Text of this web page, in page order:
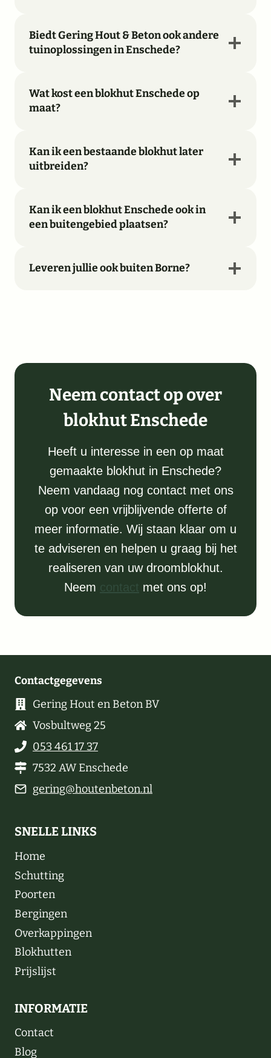
Biedt Gering Hout & Beton ook andere
tuinoplossingen in Enschede?
Wat kost een blokhut Enschede op
maat?
Kan ik een bestaande blokhut later
uitbreiden?
Kan ik een blokhut Enschede ook in
een buitengebied plaatsen?
Leveren jullie ook buiten Borne?
Neem contact op over
blokhut Enschede
Heeft u interesse in een op maat
gemaakte blokhut in Enschede?
Neem vandaag nog contact met ons
op voor een vrijblijvende offerte of
meer informatie. Wij staan klaar om u
te adviseren en helpen u graag bij het
realiseren van uw droomblokhut.
Neem
met ons op!
Contactgegevens
Gering Hout en Beton BV
Vosbultweg 25
053 461 17 37
7532 AW Enschede
gering@houtenbeton.nl
SNELLE LINKS
Home
Schutting
Poorten
Bergingen
Overkappingen
Blokhutten
Prijslijst
INFORMATIE
Contact
Blog